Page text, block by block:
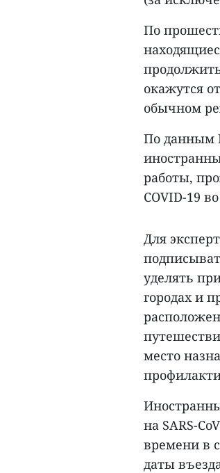
По
окажутся
обычном
По данным
работы,
COVID-19
Для
уделять
городах и
место
на SARS-
времени в
даты